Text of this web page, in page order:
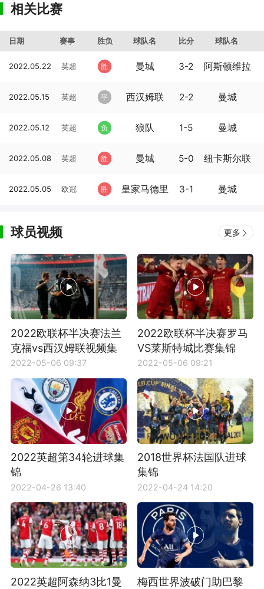
相关比赛
日期 赛事 胜负 球队名 比分 球队名
2022.05.22 英超 胜 曼城 3-2 阿斯顿维拉
2022.05.15 英超 平 西汉姆联 2-2 曼城
2022.05.12 英超 负 狼队 1-5 曼城
2022.05.08 英超 胜 曼城 5-0 纽卡斯尔联
2022.05.05 欧冠 胜 皇家马德里 3-1 曼城
球员视频 更多
2022欧联杯半决赛法兰
克福vs西汉姆联视频集
锦
2022-05-06 09:37
2022欧联杯半决赛罗马
VS莱斯特城比赛集锦
2022-05-06 09:21
2022英超第34轮进球集
锦
2022-04-26 13:40
2018世界杯法国队进球
集锦
2022-04-24 14:20
2022英超阿森纳3比1曼
梅西世界波破门助巴黎